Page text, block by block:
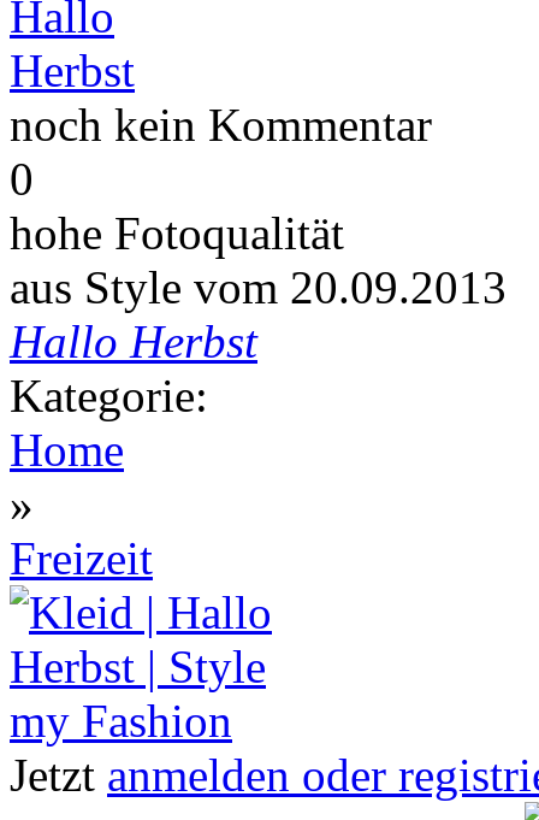
noch kein Kommentar
0
hohe Fotoqualität
aus Style vom 20.09.2013
Hallo Herbst
Kategorie:
Home
»
Freizeit
Jetzt anmelden oder